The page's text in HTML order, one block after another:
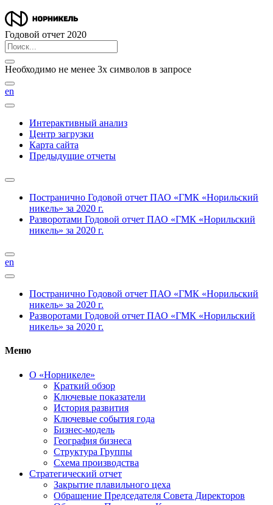
Годовой отчет 2020
Необходимо не менее 3х символов в запросе
en
Интерактивный анализ
Центр загрузки
Карта сайта
Предыдущие отчеты
Постранично Годовой отчет ПАО «ГМК «Норильский
никель» за 2020 г.
Разворотами Годовой отчет ПАО «ГМК «Норильский
никель» за 2020 г.
en
Постранично Годовой отчет ПАО «ГМК «Норильский
никель» за 2020 г.
Разворотами Годовой отчет ПАО «ГМК «Норильский
никель» за 2020 г.
Меню
О «Норникеле»
Краткий обзор
Ключевые показатели
История развития
Ключевые события года
Бизнес-модель
География бизнеса
Структура Группы
Схема производства
Стратегический отчет
Закрытие плавильного цеха
Обращение Председателя Совета Директоров